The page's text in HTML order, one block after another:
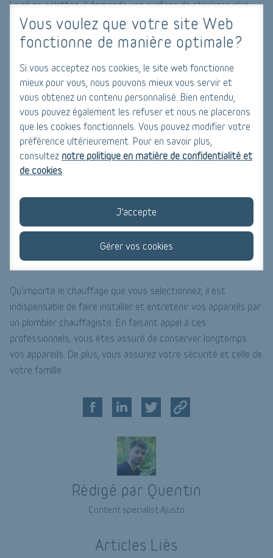
Vous voulez que votre site Web
fonctionne de manière optimale?
Si vous acceptez nos cookies, le site web fonctionne
mieux pour vous, nous pouvons mieux vous servir et
vous obtenez un contenu personnalisé. Bien entendu,
vous pouvez également les refuser et nous ne placerons
que les cookies fonctionnels. Vous pouvez modifier votre
préférence ultérieurement. Pour en savoir plus,
consultez notre politique en matière de confidentialité et
de cookies
J’accepte
Gérer vos cookies
Livré en palettes, il demande une surface de stockage plus
importante. Avec une chaudière à pellet, il est indispensable
de retirer la cendre régulièrement et de faire ramoner le
Chauffage électrique
Avec un chauffage électrique, l’installation est très simple
puisqu’il suffit d’un réseau électrique spécifique. Ce mode de
chauffage est sain, propre et écologique. L’entretien est
quasiment inexistant et un large choix de radiateurs est mis
à votre disposition : simple convecteur, radiateur à inertie,
réguler grâce à un thermostat. Ce dernier permet d’adapter
la température de la pièce au niveau souhaité. Par contre, ce
mode de chauffage est peu adapté aux grands logements.
L’air y est rapidement asséché et la chaleur n'est pas
toujours bien répartie.
Qu'importe le chauffage que vous sélectionnez, il est
indispensable de faire installer et entretenir vos appareils par
un plombier chauffagiste. En faisant appel à ces
professionnels, vous êtes assuré de conserver longtemps
vos appareils. De plus, vous assurez votre sécurité et celle de
votre famille.
Rédigé par Quentin
Content specialist Ajusto
Articles Liés